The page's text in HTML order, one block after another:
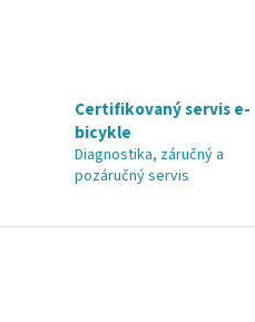
Certifikovaný servis e-
bicykle
Diagnostika, záručný a
pozáručný servis